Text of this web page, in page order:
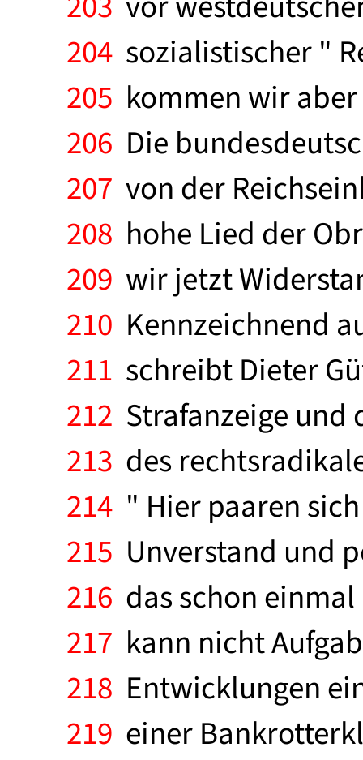
204 sozialistischer "
205 kommen wir
206 Die
207 von der
208 hohe Lied der
209 wir jetzt
210 Kennzeichnend
211 schreibt Dieter
212 Strafanzeige und
213 des
214 " Hier paaren
215 Unverstand und
216 das schon
217 kann nicht
218 Entwicklungen
219 einer